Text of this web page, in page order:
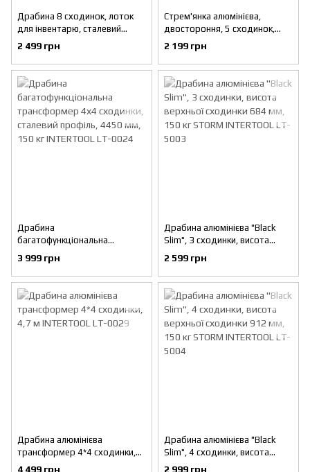
Драбина 8 сходинок, лоток
для інвентарю, сталевий
профіль, висота верхньої
сходинки 1720 мм,
527х1437х2221мм, 150кг
INTERTOOL LT-0058
2 499 грн
Стрем'янка алюмінієва,
двостороння, 5 сходинок,
висота 1094 мм INTERTOOL
LT-1105
2 199 грн
Драбина
багатофункціональна
трансформер 4х4 сходинки,
сталевий профіль, 4450 мм,
150 кг INTERTOOL LT-0024
3 999 грн
Драбина алюмінієва "Black
Slim", 3 сходинки, висота
верхньої сходинки 684 мм,
150 кг STORM INTERTOOL LT-
5003
2 599 грн
Драбина алюмінієва
трансформер 4*4 сходинки,
4,7 м INTERTOOL LT-0029
4 499 грн
Драбина алюмінієва "Black
Slim", 4 сходинки, висота
верхньої сходинки 912 мм,
2 999 грн